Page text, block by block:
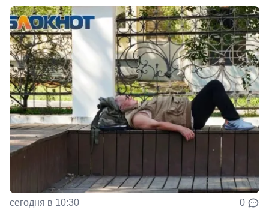
сегодня в 10:30 0